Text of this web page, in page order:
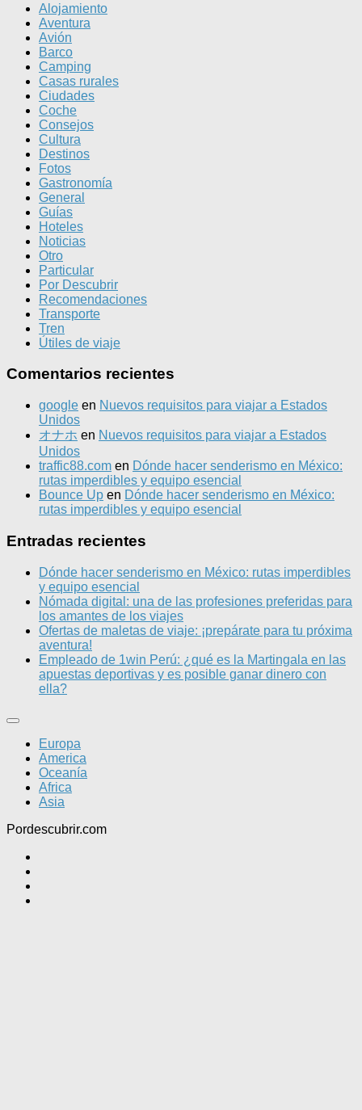
Alojamiento
Aventura
Avión
Barco
Camping
Casas rurales
Ciudades
Coche
Consejos
Cultura
Destinos
Fotos
Gastronomía
General
Guías
Hoteles
Noticias
Otro
Particular
Por Descubrir
Recomendaciones
Transporte
Tren
Útiles de viaje
Comentarios recientes
google en Nuevos requisitos para viajar a Estados
Unidos
オナホ en Nuevos requisitos para viajar a Estados
Unidos
traffic88.com en Dónde hacer senderismo en México:
rutas imperdibles y equipo esencial
Bounce Up en Dónde hacer senderismo en México:
rutas imperdibles y equipo esencial
Entradas recientes
Dónde hacer senderismo en México: rutas imperdibles
y equipo esencial
Nómada digital: una de las profesiones preferidas para
los amantes de los viajes
Ofertas de maletas de viaje: ¡prepárate para tu próxima
aventura!
Empleado de 1win Perú: ¿qué es la Martingala en las
apuestas deportivas y es posible ganar dinero con
ella?
Europa
America
Oceanía
Africa
Asia
Pordescubrir.com